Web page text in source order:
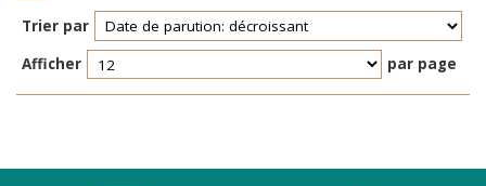
Réinitialiser les filtres
TENTER L'ART POUR SOIGNER
Trier par
Afficher
par page